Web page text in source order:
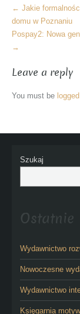
More
Articles
← Jakie
domu w Poznaniu
Pospay2: Nowa
→
Leave a reply
You must be
Szukaj
Ostatnie
Wydawnictwo
Nowoczesne
Wydawnictwo
Księgarnia